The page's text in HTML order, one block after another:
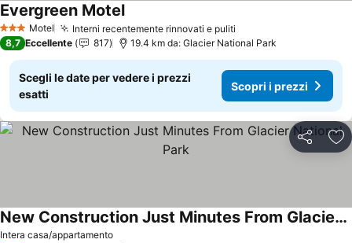
3 StelleMotel Interni recentemente rinnovati e puliti
Evergreen Motel
8,7 Eccellente 817 19.4 km da: Glacier National Park
Scegli le date per vedere i prezzi
esatti
Scopri i prezzi
Condividi
Intera casa/appartamento
New Construction Just Minutes From Glacier National Park